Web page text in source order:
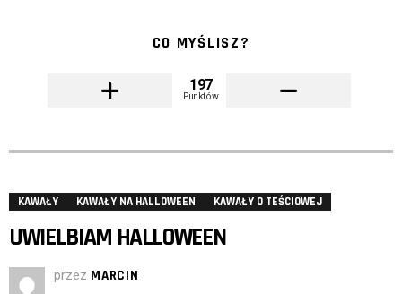
CO MYŚLISZ?
197
Punktów
KAWAŁY KAWAŁY NA HALLOWEEN KAWAŁY O TEŚCIOWEJ
UWIELBIAM HALLOWEEN
przez MARCIN